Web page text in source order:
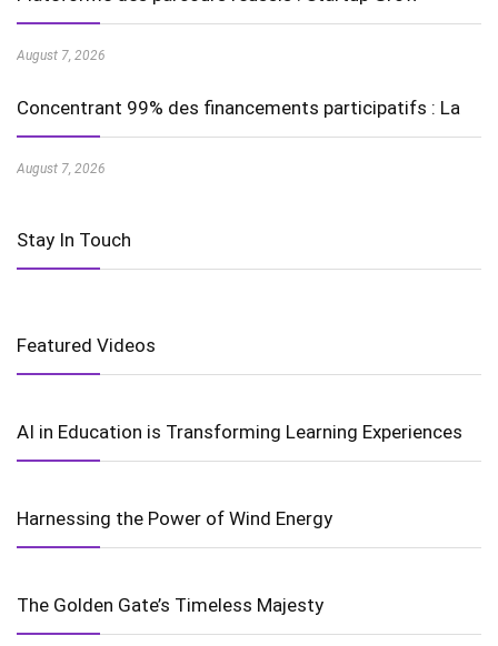
August 7, 2026
Concentrant 99% des financements participatifs : La
August 7, 2026
Stay In Touch
Featured Videos
AI in Education is Transforming Learning Experiences
Harnessing the Power of Wind Energy
The Golden Gate’s Timeless Majesty